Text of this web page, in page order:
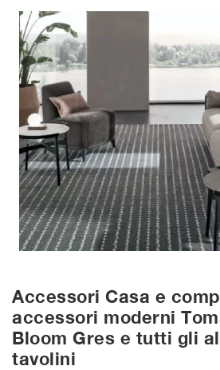
Accessori Casa e
accessori moderni
Bloom Gres e tutti gli
tavolini